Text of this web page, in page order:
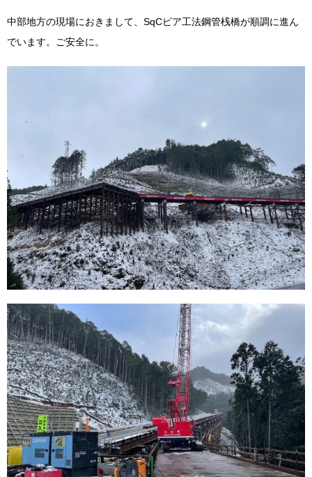
中部地方の現場におきまして、SqCピア工法鋼管桟橋が順調に進ん
でいます。ご安全に。